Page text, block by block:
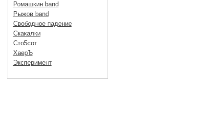
Ромашкин band
Рыжов band
Свободное падение
Скакалки
Сто5сот
ХаерЪ
Эксперимент